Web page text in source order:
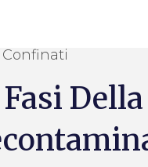
Confinati
Della